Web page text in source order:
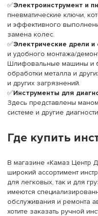
✅Электроинструмент и
пневматические ключи,
и эффективного
замена колес.
✅Электрические дрели и
и удобного монтажа/
Шлифовальные машины и
обработки металла и
и других загрязнений.
✅Инструменты для
Здесь представлены
системе и другие
Где купить
В магазине «Камаз Центр
широкий ассортимент
для легковых, так и для
имеются
обслуживания и ремонта
хотите заказать ручной